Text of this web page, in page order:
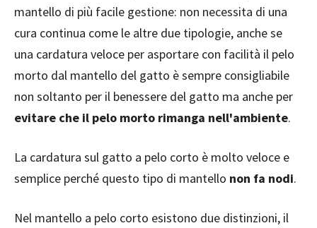
mantello di più facile gestione: non necessita di una
cura continua come le altre due tipologie, anche se
una cardatura veloce per asportare con facilità il pelo
morto dal mantello del gatto è sempre consigliabile
non soltanto per il benessere del gatto ma anche per
evitare che il pelo morto rimanga nell'ambiente.
La cardatura sul gatto a pelo corto è molto veloce e
semplice perché questo tipo di mantello non fa nodi.
Nel mantello a pelo corto esistono due distinzioni, il